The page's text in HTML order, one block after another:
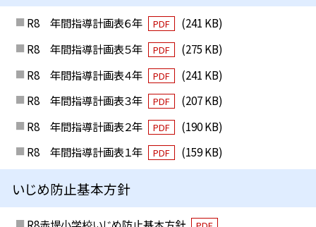
R8 年間指導計画表６年 PDF
(241 KB)
R8 年間指導計画表５年
PDF
(275 KB)
R8 年間指導計画表４年
PDF
(241 KB)
R8 年間指導計画表３年
PDF
(207 KB)
R8 年間指導計画表２年
PDF
(190 KB)
R8 年間指導計画表１年
PDF (159 KB)
いじめ防止基本方針